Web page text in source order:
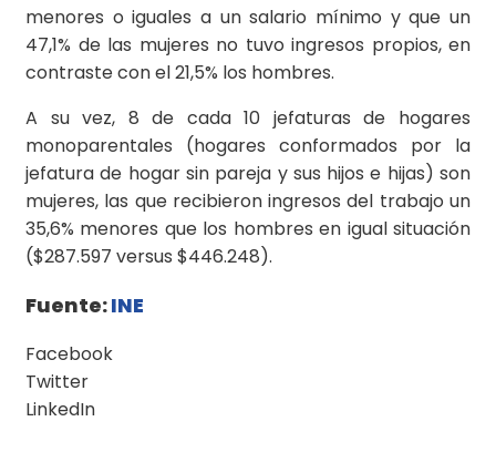
menores o iguales a un salario mínimo y que un
47,1% de las mujeres no tuvo ingresos propios, en
contraste con el 21,5% los hombres.
A su vez, 8 de cada 10 jefaturas de hogares
monoparentales (hogares conformados por la
jefatura de hogar sin pareja y sus hijos e hijas) son
mujeres, las que recibieron ingresos del trabajo un
35,6% menores que los hombres en igual situación
($287.597 versus $446.248).
Fuente:INE
Facebook
Twitter
LinkedIn